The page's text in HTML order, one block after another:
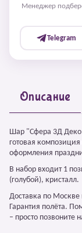
Менеджер
Telegram
Описание
Шар "Сфера 3Д Деко
готовая
оформления
В набор входит 1
(голубой), кристалл.
Доставка по Москве
Гарантия полёта.
– просто позвоните